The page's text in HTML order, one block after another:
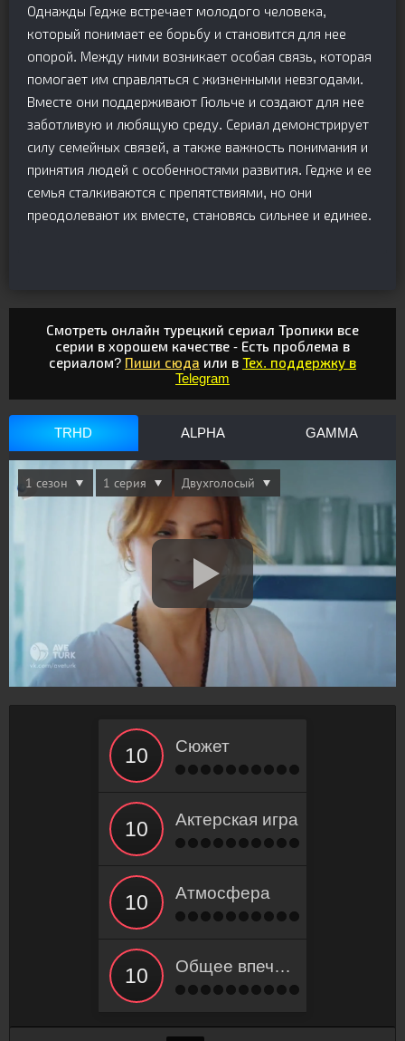
Однажды Гедже встречает молодого человека,
который понимает ее борьбу и становится для нее
опорой. Между ними возникает особая связь, которая
помогает им справляться с жизненными невзгодами.
Вместе они поддерживают Гюльче и создают для нее
заботливую и любящую среду. Сериал демонстрирует
силу семейных связей, а также важность понимания и
принятия людей с особенностями развития. Гедже и ее
семья сталкиваются с препятствиями, но они
преодолевают их вместе, становясь сильнее и единее.
Смотреть онлайн турецкий сериал Тропики все
серии в хорошем качестве - Есть проблема в
сериалом? Пиши сюда или в Тех. поддержку в
Telegram
TRHD ALPHA GAMMA
Сюжет
Актерская игра
Атмосфера
Общее впечатление